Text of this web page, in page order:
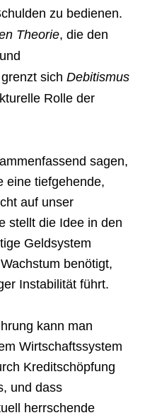
zu bedienen.
Theorie, die den
sich Debitismus
Rolle der
sagen,
eine tiefgehende,
auf unser
stellt die Idee in den
Geldsystem
benötigt,
Instabilität führt.
kann man
Wirtschaftssystem
Kreditschöpfung
und dass
herrschende